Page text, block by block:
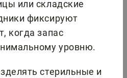
или складские
фиксируют
когда запас
уровню.
стерильные и